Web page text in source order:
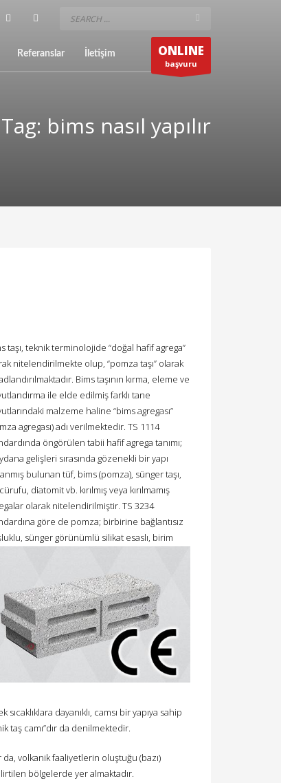
Referanslar İletişim ONLINE
başvuru
Tag: bims nasıl yapılır
taşı, teknik terminolojide “doğal hafif agrega”
nitelendirilmekte olup, “pomza taşı” olarak
Bims taşının kırma, eleme ve
ile elde edilmiş farklı tane
malzeme haline “bims agregası”
agregası) adı verilmektedir. TS 1114
öngörülen tabii hafif agrega tanımı;
gelişleri sırasında gözenekli bir yapı
bulunan tüf, bims (pomza), sünger taşı,
diatomit vb. kırılmış veya kırılmamış
olarak nitelendirilmiştir. TS 3234
göre de pomza; birbirine bağlantısız
sünger görünümlü silikat esaslı, birim
dayanıklı, camsı bir yapıya sahip
taş camı”dır da denilmektedir.
volkanik faaliyetlerin oluştuğu (bazı)
bölgelerde yer almaktadır.